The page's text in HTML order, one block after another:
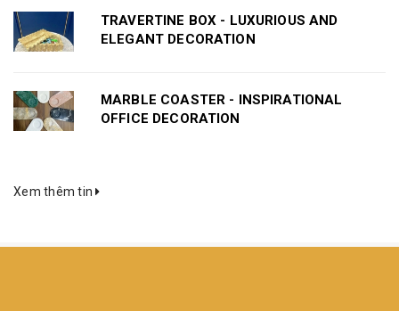
TRAVERTINE BOX - LUXURIOUS AND
ELEGANT DECORATION
MARBLE COASTER - INSPIRATIONAL
OFFICE DECORATION
Xem thêm tin